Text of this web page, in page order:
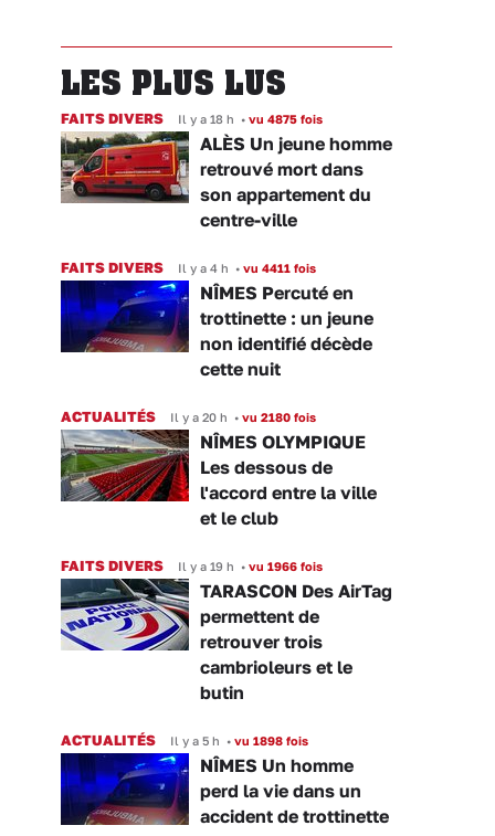
LES PLUS LUS
FAITS DIVERS Il y a 18 h • vu 4875 fois
ALÈS Un jeune homme
retrouvé mort dans
son appartement du
centre-ville
FAITS DIVERS Il y a 4 h • vu 4411 fois
NÎMES Percuté en
trottinette : un jeune
non identifié décède
cette nuit
ACTUALITÉS Il y a 20 h • vu 2180 fois
NÎMES OLYMPIQUE
Les dessous de
l'accord entre la ville
et le club
FAITS DIVERS Il y a 19 h • vu 1966 fois
TARASCON Des AirTag
permettent de
retrouver trois
cambrioleurs et le
butin
ACTUALITÉS Il y a 5 h • vu 1898 fois
NÎMES Un homme
perd la vie dans un
accident de trottinette